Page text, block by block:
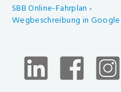
SBB Online-Fahrplan ›
Wegbeschreibung in